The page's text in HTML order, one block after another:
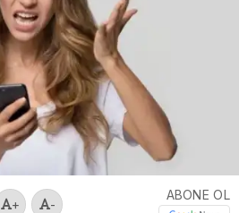
+ -
ABONE OL